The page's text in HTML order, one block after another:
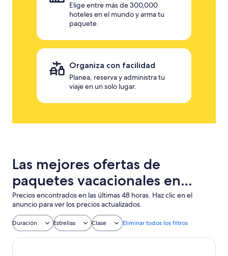
Elige entre más de 300,000
hoteles en el mundo y arma tu
paquete.
Organiza con facilidad
Planea, reserva y administra tu
viaje en un solo lugar.
Las mejores ofertas de
paquetes vacacionales en
Arrecife con vuelo + hotel
incluido
Precios encontrados en las últimas 48 horas. Haz clic en el
anuncio para ver los precios actualizados.
Duración Estrellas Clase Eliminar todos los filtros
Hotel THB Lanzarote Beach